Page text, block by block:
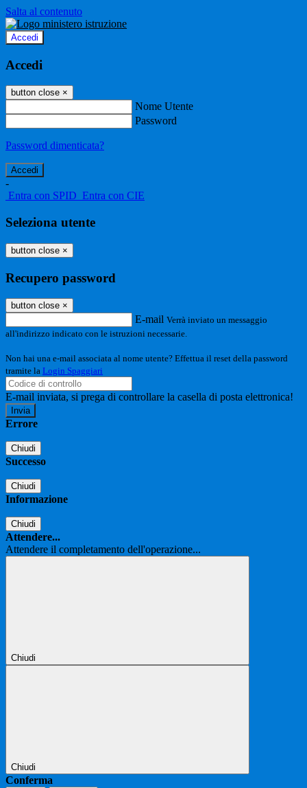
Salta al contenuto
Accedi
Accedi
button close ×
Nome Utente
Password
Password dimenticata?
-
Entra con SPID Entra con CIE
Seleziona utente
button close ×
Recupero password
button close ×
E-mail Verrà inviato un messaggio
all'indirizzo indicato con le istruzioni necessarie.
Non hai una e-mail associata al nome utente? Effettua il reset della password
tramite la Login Spaggiari
E-mail inviata, si prega di controllare la casella di posta elettronica!
Errore
Chiudi
Successo
Chiudi
Informazione
Chiudi
Attendere...
Attendere il completamento dell'operazione...
Chiudi
Chiudi
Conferma